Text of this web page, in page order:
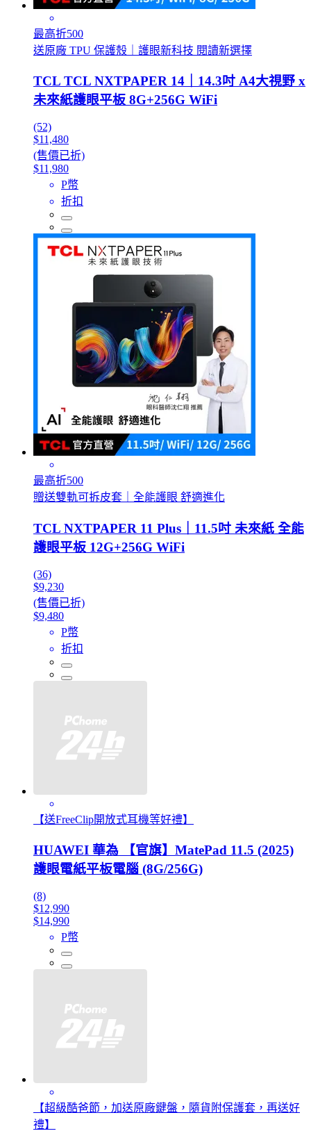
最高折500
送原廠 TPU 保護殼｜護眼新科技 閱讀新選擇
TCL TCL NXTPAPER 14｜14.3吋 A4大視野 x
未來紙護眼平板 8G+256G WiFi
(52)
$11,480
(售價已折)
$11,980
P幣
折扣
最高折500
贈送雙軌可拆皮套｜全能護眼 舒適進化
TCL NXTPAPER 11 Plus｜11.5吋 未來紙 全能
護眼平板 12G+256G WiFi
(36)
$9,230
(售價已折)
$9,480
P幣
折扣
【送FreeClip開放式耳機等好禮】
HUAWEI 華為 【官旗】MatePad 11.5 (2025)
護眼電紙平板電腦 (8G/256G)
(8)
$12,990
$14,990
P幣
【超級酷爸節，加送原廠鍵盤，隨貨附保護套，再送好
禮】